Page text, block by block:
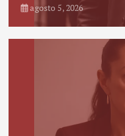
agosto 5, 2026